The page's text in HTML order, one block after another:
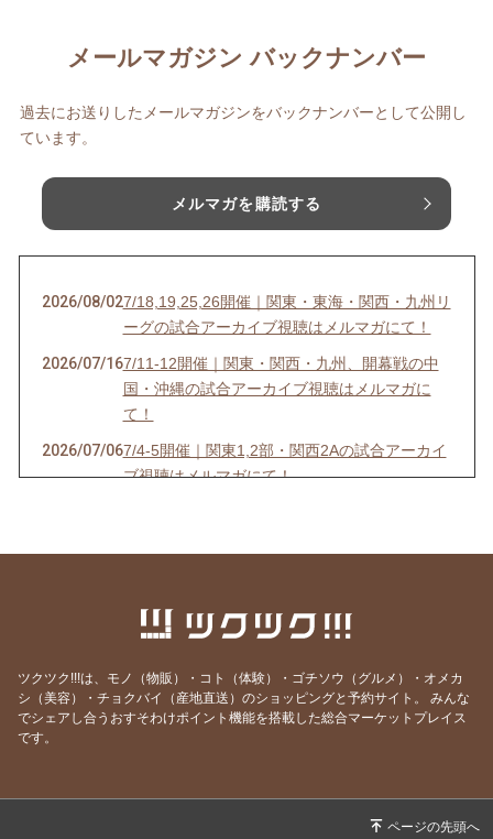
メールマガジン バックナンバー
過去にお送りしたメールマガジンをバックナンバーとして公開し
ています。
メルマガを購読する
2026/08/027/18,19,25,26開催｜関東・東海・関西・九州リ
ーグの試合アーカイブ視聴はメルマガにて！
2026/07/167/11-12開催｜関東・関西・九州、開幕戦の中
国・沖縄の試合アーカイブ視聴はメルマガに
て！
2026/07/067/4-5開催｜関東1,2部・関西2Aの試合アーカイ
ブ視聴はメルマガにて！
6/20-21開催｜関東4部AB・東海1部・関西2C・
て！
2026/06/20 6/13-14開催｜関東3部ABC,4部E、九州リーグ
ツクツク!!!は、モノ（物販）・コト（体験）・ゴチソウ（グルメ）・オメカ
シ（美容）・チョクバイ（産地直送）のショッピングと予約サイト。
みんな
でシェアし合うおすそわけポイント機能を搭載した総合マーケットプレイス
です。